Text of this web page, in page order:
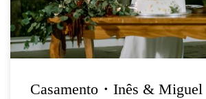
Casamento・Inês &